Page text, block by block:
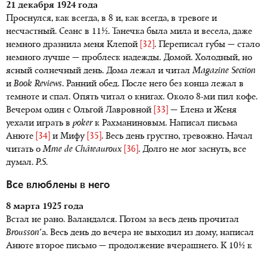
21 декабря 1924 года
Проснулся, как всегда, в 8 и, как всегда, в тревоге и
несчастный. Сеанс в 11½. Танечка была мила и весела, даже
немного дразнила меня Клепой [32] . Переписал губы — стало
немного лучше — проблеск надежды. Домой. Холодный, но
ясный солнечный день. Дома лежал и читалMagazine Section
иBook Reviews. Ранний обед. После него без конца лежал в
темноте и спал. Опять читал о книгах. Около 8-ми пил кофе.
Вечером один с Ольгой Лавровной [33] — Елена и Женя
уехали играть в pokerк Рахманиновым. Написал письма
Анюте [34] и Мифу [35] . Весь день грустно, тревожно. Начал
читать оMme de Châteauroux [36] . Долго не мог заснуть, все
думал.P.S.
Все влюблены в него
8 марта 1925 года
Встал не рано. Валандался. Потом за весь день прочитал
Brousson'a. Весь день до вечера не выходил из дому, написал
Анюте второе письмо — продолжение вчерашнего. К 10½ к